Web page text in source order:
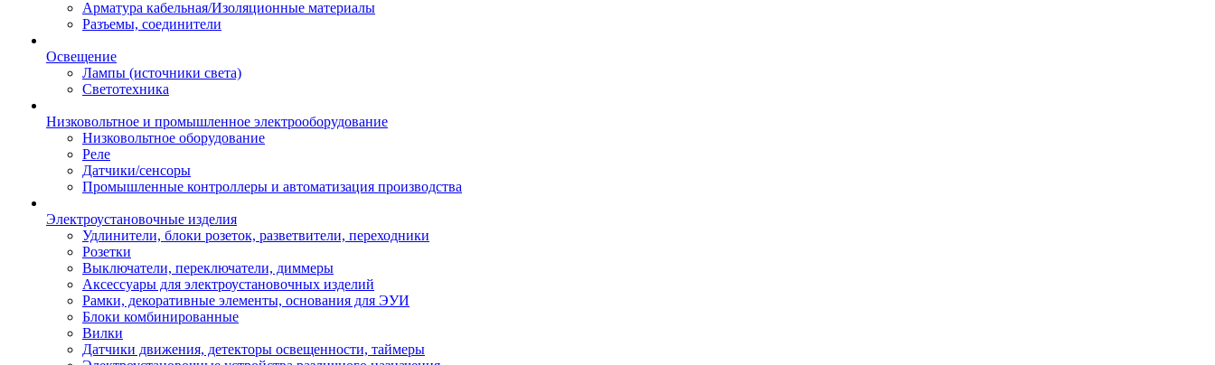
Арматура кабельная/Изоляционные материалы
Разъемы, соединители
Освещение
Лампы (источники света)
Светотехника
Низковольтное и промышленное электрооборудование
Низковольтное оборудование
Реле
Датчики/сенсоры
Промышленные контроллеры и автоматизация производства
Электроустановочные изделия
Удлинители, блоки розеток, разветвители, переходники
Розетки
Выключатели, переключатели, диммеры
Аксессуары для электроустановочных изделий
Рамки, декоративные элементы, основания для ЭУИ
Блоки комбинированные
Вилки
Датчики движения, детекторы освещенности, таймеры